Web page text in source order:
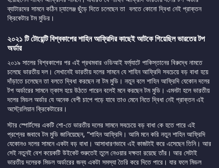
ব্যাটারদের সামনে কঠিন চ্যালেঞ্জ ছুঁড়ে দিতে চলেছেন তা বলতে কোনো দ্বিধা নেই প্রাক্তন
ক্রিকেটার টম মুডির।
২০২১ টি টোয়েন্টি বিশ্বকাপের শাহিন আফ্রিদির কাছেই আটকে গিয়েছিল ভারতের টপ
অর্ডার
২০১৯ সালের বিশ্বকাপের পর এই প্রথমবার ওডিআই ফর্ম্যাটে পাকিস্তানের বিরুদ্ধে নামতে
চলেছে ভারতীয় দল। সেখানেই ভারতীয় দলের সামনে যে শাহিন আফ্রিদি সবচেয়ে বড় বাধা হয়ে
দাঁড়াতে চলেছেন তা বলতে দ্বিধা করছেন না টম মুডি। নতুন বলে শাহিন আফ্রিদি যেকোন দলের
টপ অর্ডারের সামনে ত্কাস হয়ে উঠতে পারেন বলেই মনে করছেন টম মুডি। এমনটা হলে ভারতীয়
দলের মিডল অর্ডার যে অনেক বেশী চাপে পড়ে যাবে তাও মেনে নিতে দ্বিধা নেই প্রাক্তন এই
অস্ট্রেলিয়ান ক্রিকেটারের।
স্টার স্পোর্টসের একটি শো-তে ভারতীয় দলের সামনে সবচেয়ে বড় বাধা কে হতে পারে এই
প্রশ্নের জবাবে টম মুডি জানিয়েছেন, “শাহিন আফ্রিদি। আমি মনে করি নতুন শাহিন আফ্রিদি
যেকোনও দলের সামনে একটা বড় বাধা। আসাধারণভাবে এই কাজটাই করে এসেছেন তিনি। আর
সেই নতুনই বেশ কয়েকটি উইকেট শুরুতেই তুলে নেওয়ার দক্ষতা রয়েছে তাঁর। আর সেটাই
ভারতীয় দলেরক মিডল অর্ডারের জন্য একটা সমস্যা তৈরি করে দিতে পারে। যার ফলে মিডল